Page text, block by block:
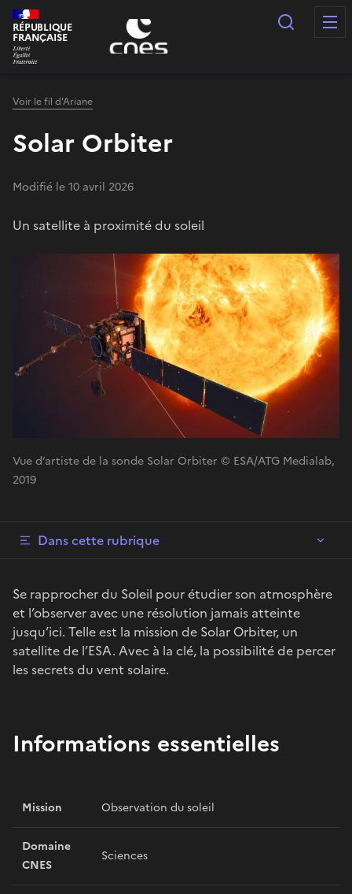
Panneau de gestion des cookies
RÉPUBLIQUE
FRANÇAISE
Voir le fil d'Ariane
Solar Orbiter
Modifié le 10 avril 2026
Un satellite à proximité du soleil
Vue d’artiste de la sonde Solar Orbiter © ESA/ATG Medialab,
2019
Dans cette rubrique
Se rapprocher du Soleil pour étudier son atmosphère
et l’observer avec une résolution jamais atteinte
jusqu’ici. Telle est la mission de Solar Orbiter, un
satellite de l’ESA. Avec à la clé, la possibilité de percer
les secrets du vent solaire.
Informations essentielles
Mission Observation du soleil
Domaine
CNES
Sciences